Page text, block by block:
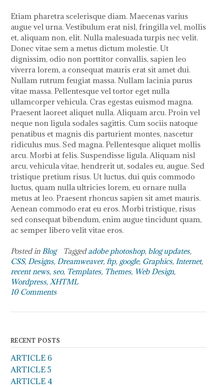
Etiam pharetra scelerisque diam. Maecenas varius
augue vel urna. Vestibulum erat nisl, fringilla vel, mollis
et, aliquam non, elit. Nulla malesuada turpis nec velit.
Donec vitae sem a metus dictum molestie. Ut
dignissim, odio non porttitor convallis, sapien leo
viverra lorem, a consequat mauris erat sit amet dui.
Nullam rutrum feugiat massa. Nullam lacinia purus
vitae massa. Pellentesque vel tortor eget nulla
ullamcorper vehicula. Cras egestas euismod magna.
Praesent laoreet aliquet nulla. Aliquam arcu. Proin vel
neque non ligula sodales sagittis. Cum sociis natoque
penatibus et magnis dis parturient montes, nascetur
ridiculus mus. Sed magna. Pellentesque aliquet mollis
arcu. Morbi at felis. Suspendisse ligula. Aliquam nisl
arcu, vehicula vitae, hendrerit ut, sodales eu, augue. Sed
tristique pretium risus. Ut luctus, dui quis commodo
luctus, quam nulla ultricies lorem, eu ornare nulla
metus at leo. Praesent rhoncus sapien sit amet mauris.
Aenean commodo erat eu eros. Morbi tristique, risus
sed consequat bibendum, enim augue tincidunt quam,
ac semper libero velit vitae eros.
Posted inBlog Taggedadobe photoshop, blog updates,
CSS, Designs, Dreamweaver, ftp, google, Graphics, Internet,
recent news, seo, Templates, Themes, Web Design,
Wordpress, XHTML
10 Comments
RECENT POSTS
ARTICLE 6
ARTICLE 5
ARTICLE 4